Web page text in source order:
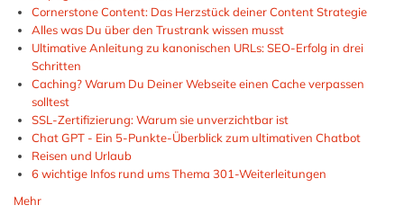
Cornerstone Content: Das Herzstück deiner Content Strategie
Alles was Du über den Trustrank wissen musst
Ultimative Anleitung zu kanonischen URLs: SEO-Erfolg in drei
Schritten
Caching? Warum Du Deiner Webseite einen Cache verpassen
solltest
SSL-Zertifizierung: Warum sie unverzichtbar ist
Chat GPT - Ein 5-Punkte-Überblick zum ultimativen Chatbot
Reisen und Urlaub
6 wichtige Infos rund ums Thema 301-Weiterleitungen
Mehr